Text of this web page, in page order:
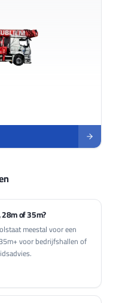
of 35m?
meestal voor een
voor bedrijfshallen of